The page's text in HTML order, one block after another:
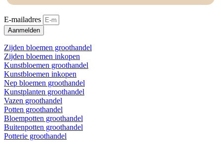
E-mailadres
Aanmelden
Zijden bloemen groothandel
Zijden bloemen inkopen
Kunstbloemen groothandel
Kunstbloemen inkopen
Nep bloemen groothandel
Kunstplanten groothandel
Vazen groothandel
Potten groothandel
Bloempotten groothandel
Buitenpotten groothandel
Potterie groothandel